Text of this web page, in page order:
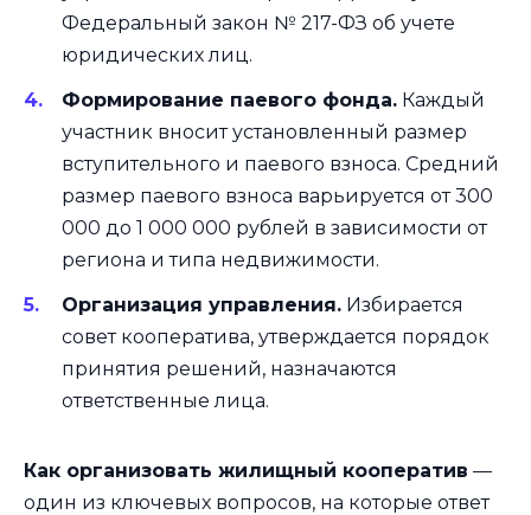
Федеральный закон № 217-ФЗ об учете
юридических лиц.
Формирование паевого фонда. Каждый
участник вносит установленный размер
вступительного и паевого взноса. Средний
размер паевого взноса варьируется от 300
000 до 1 000 000 рублей в зависимости от
региона и типа недвижимости.
Организация управления. Избирается
совет кооператива, утверждается порядок
принятия решений, назначаются
ответственные лица.
Как организовать жилищный кооператив —
один из ключевых вопросов, на которые ответ